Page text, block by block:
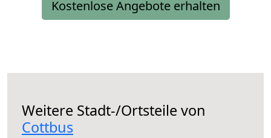
Kostenlose Angebote erhalten
Weitere Stadt-/Ortsteile von
Cottbus